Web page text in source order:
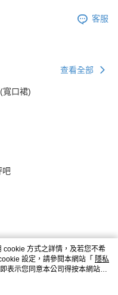
客服
查看全部
寬口裙)
吧
cookie 方式之詳情，及若您不希
設定，請參閱本網站「 隱私
表示您同意本公司得按本網站使